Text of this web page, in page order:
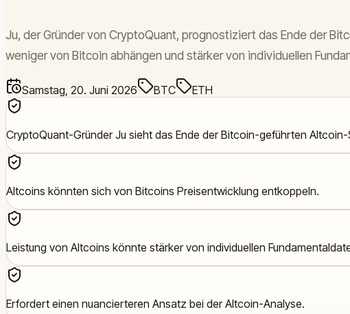
Ju, der Gründer von CryptoQuant, prognostiziert das Ende der
weniger von Bitcoin abhängen und stärker von individuellen
Samstag, 20. Juni 2026 BTC ETH
CryptoQuant-Gründer Ju sieht das Ende der Bitcoin-geführten
Altcoins könnten sich von Bitcoins Preisentwicklung entkoppeln.
Leistung von Altcoins könnte stärker von individuellen
Erfordert einen nuancierteren Ansatz bei der Altcoin-Analyse.